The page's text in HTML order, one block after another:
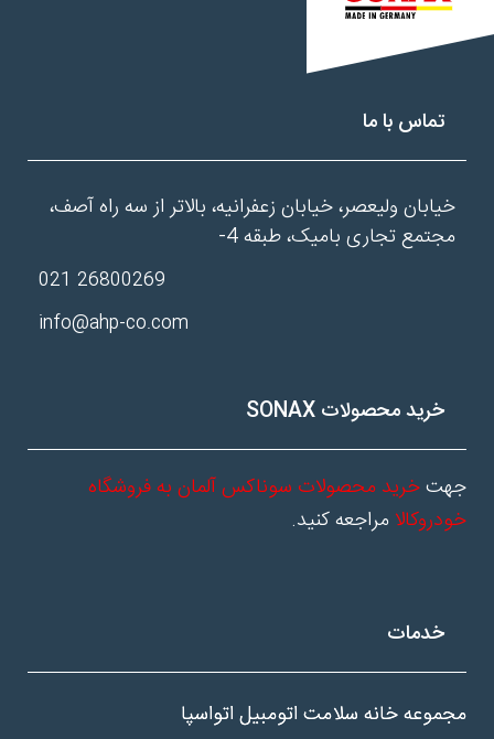
تماس با ما
خیابان ولیعصر، خیابان زعفرانیه، بالاتر از سه راه آصف،
مجتمع تجاری بامیک، طبقه 4-
26800269 021
info@ahp-co.com
خرید محصولات SONAX
جهتخرید محصولات سوناکس آلمان به فروشگاه
خودروکالا مراجعه کنید.
خدمات
مجموعه خانه سلامت اتومبیل اتواسپا